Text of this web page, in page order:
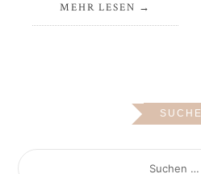
MEHR LESEN
SUCHE
SUCHEN